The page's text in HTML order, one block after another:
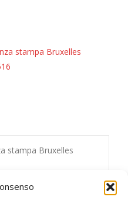
stampa Bruxelles
stampa Bruxelles